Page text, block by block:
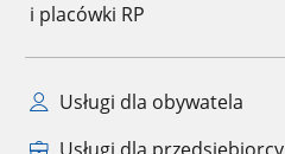
i placówki RP
Usługi dla obywatela